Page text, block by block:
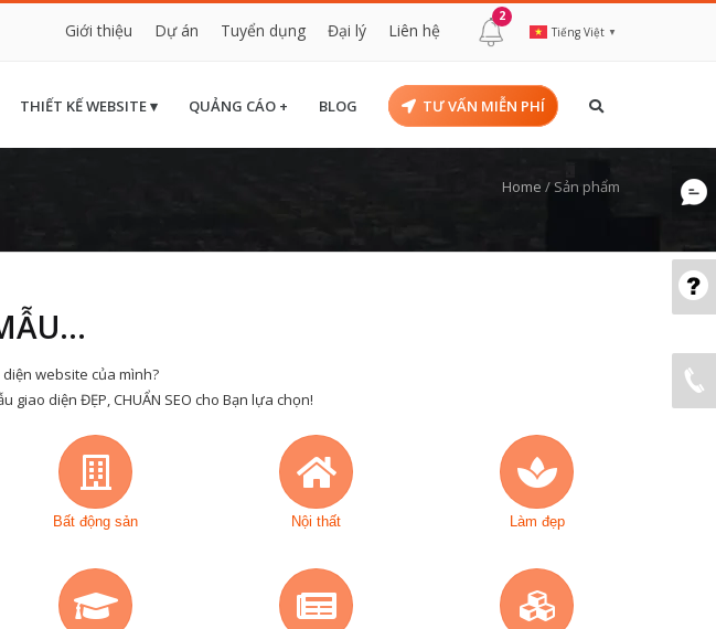
Giới thiệu Dự án Tuyển dụng Đại lý Liên hệ
2
Tiếng Việt ▼
THIẾT KẾ WEBSITE ▾ QUẢNG CÁO + BLOG TƯ VẤN MIỄN PHÍ
Home / Sản phẩm
website của mình?
giao diện ĐẸP, CHUẨN SEO cho Bạn lựa chọn!
Bất động sản Nội thất Làm đẹp